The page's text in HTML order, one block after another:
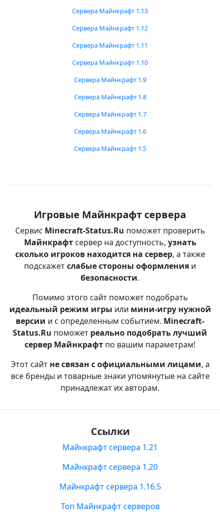
Сервера Майнкрафт 1.13
Сервера Майнкрафт 1.12
Сервера Майнкрафт 1.11
Сервера Майнкрафт 1.10
Сервера Майнкрафт 1.9
Сервера Майнкрафт 1.8
Сервера Майнкрафт 1.7
Сервера Майнкрафт 1.6
Сервера Майнкрафт 1.5
Игровые Майнкрафт сервера
Сервис Minecraft-Status.Ru поможет проверить
Майнкрафтсервер на доступность, узнать
сколько игроков находится на сервер, а также
подскажетслабые стороны оформления и
безопасности.
Помимо этого сайт поможет подобрать
идеальный режим игры или мини-игру нужной
версии и с определенным событием. Minecraft-
Status.Ru поможет реально подобрать лучший
сервер Майнкрафт по вашим параметрам!
Этот сайт не связан с официальными лицами, а
все бренды и товарные знаки упомянутые на сайте
принадлежат их авторам.
Ссылки
Майнкрафт сервера 1.21
Майнкрафт сервера 1.20
Майнкрафт сервера 1.16.5
Топ Майнкрафт серверов